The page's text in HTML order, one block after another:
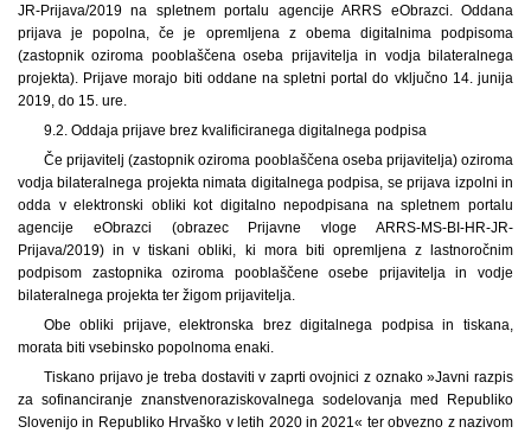
JR-Prijava/2019 na spletnem portalu agencije ARRS eObrazci. Oddana
prijava je popolna, če je opremljena z obema digitalnima podpisoma
(zastopnik oziroma pooblaščena oseba prijavitelja in vodja bilateralnega
projekta). Prijave morajo biti oddane na spletni portal do vključno 14. junija
2019, do 15. ure.
9.2. Oddaja prijave brez kvalificiranega digitalnega podpisa
Če prijavitelj (zastopnik oziroma pooblaščena oseba prijavitelja) oziroma
vodja bilateralnega projekta nimata digitalnega podpisa, se prijava izpolni in
odda v elektronski obliki kot digitalno nepodpisana na spletnem portalu
agencije eObrazci (obrazec Prijavne vloge ARRS-MS-BI-HR-JR-
Prijava/2019) in v tiskani obliki, ki mora biti opremljena z lastnoročnim
podpisom zastopnika oziroma pooblaščene osebe prijavitelja in vodje
bilateralnega projekta ter žigom prijavitelja.
Obe obliki prijave, elektronska brez digitalnega podpisa in tiskana,
morata biti vsebinsko popolnoma enaki.
Tiskano prijavo je treba dostaviti v zaprti ovojnici z oznako »Javni razpis
za sofinanciranje znanstvenoraziskovalnega sodelovanja med Republiko
Slovenijo in Republiko Hrvaško v letih 2020 in 2021« ter obvezno z nazivom